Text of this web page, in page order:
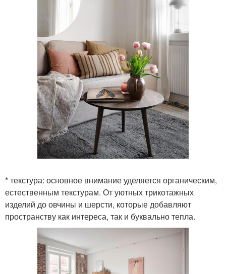
* текстура: основное внимание уделяется органическим,
естественным текстурам. От уютных трикотажных
изделий до овчины и шерсти, которые добавляют
пространству как интереса, так и буквально тепла.